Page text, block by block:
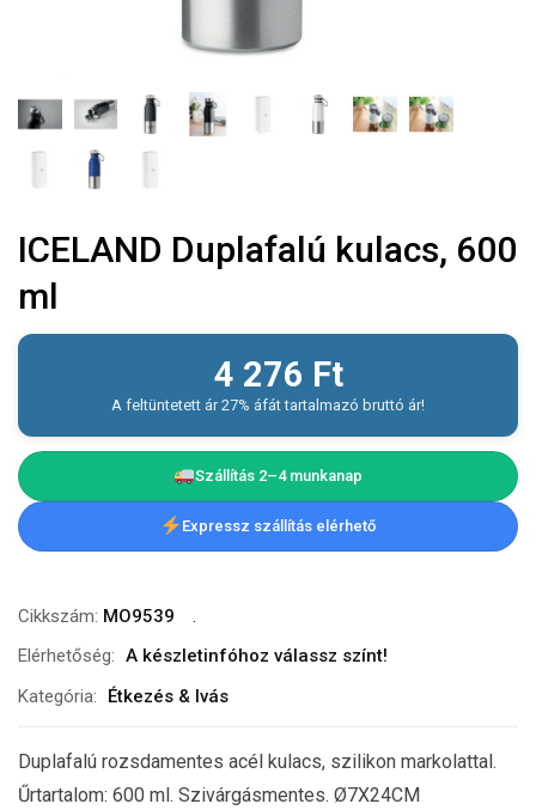
ICELAND Duplafalú kulacs, 600
ml
4 276 Ft
A feltüntetett ár 27% áfát tartalmazó bruttó ár!
Szállítás 2–4 munkanap
Expressz szállítás elérhető
Cikkszám: MO9539
Elérhetőség: A készletinfóhoz válassz színt!
Kategória:
Étkezés & Ivás
Duplafalú rozsdamentes acél kulacs, szilikon markolattal.
Űrtartalom: 600 ml. Szivárgásmentes. Ø7X24CM